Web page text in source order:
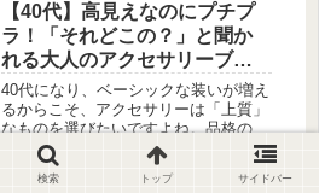
【40代】高見えなのにプチプ
ラ！「それどこの？」と聞か
れる大人のアクセサリーブラ
ンド
40代になり、ベーシックな装いが増え
るからこそ、アクセサリーは「上質」
なものを選びたいですよね。品格のあ
るアクセサリーは、大人の女性がもつ
落ち着いた雰囲気に自然となじみ、着
こなしをワンランクアップさせてくれ
検索 トップ サイドバー